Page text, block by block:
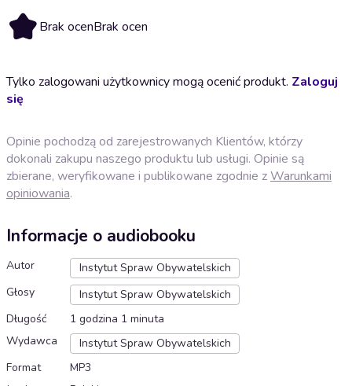
Brak ocenBrak ocen
Tylko zalogowani użytkownicy mogą ocenić produkt. Zaloguj
się
Opinie pochodzą od zarejestrowanych Klientów, którzy
dokonali zakupu naszego produktu lub usługi. Opinie są
zbierane, weryfikowane i publikowane zgodnie zWarunkami
opiniowania.
Informacje o audiobooku
Autor
Instytut Spraw Obywatelskich
Głosy
Instytut Spraw Obywatelskich
Długość
1 godzina 1 minuta
Wydawca
Instytut Spraw Obywatelskich
Format
MP3